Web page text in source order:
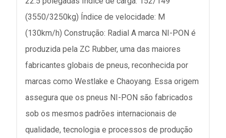
(3550/3250kg) Índice de velocidade: M
(130km/h) Construção: Radial A marca NI-PON é
produzida pela ZC Rubber, uma das maiores
fabricantes globais de pneus, reconhecida por
marcas como Westlake e Chaoyang. Essa origem
assegura que os pneus NI-PON são fabricados
sob os mesmos padrões internacionais de
qualidade, tecnologia e processos de produção